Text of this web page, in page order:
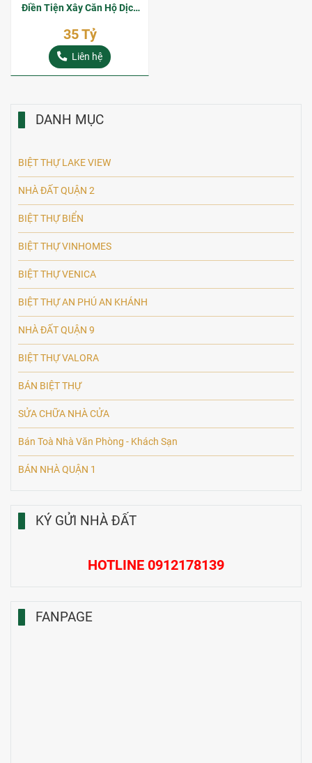
Điền Tiện Xây Căn Hộ Dịch
35 Tỷ
Liên hệ
DANH MỤC
BIỆT THỰ LAKE VIEW
NHÀ ĐẤT QUẬN 2
BIỆT THỰ BIỂN
BIỆT THỰ VINHOMES
BIỆT THỰ VENICA
BIỆT THỰ AN PHÚ AN KHÁNH
NHÀ ĐẤT QUẬN 9
BIỆT THỰ VALORA
BÁN BIỆT THỰ
SỬA CHỮA NHÀ CỬA
Bán Toà Nhà Văn Phòng - Khách Sạn
BÁN NHÀ QUẬN 1
KÝ GỬI NHÀ ĐẤT
HOTLINE 0912178139
FANPAGE